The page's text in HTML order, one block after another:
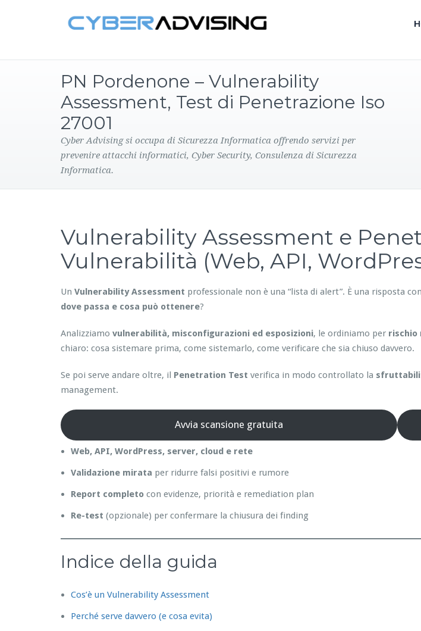
PN Pordenone – Vulnerability
Assessment, Test di Penetrazione Iso
27001
Cyber Advising si occupa di Sicurezza Informatica offrendo servizi per
prevenire attacchi informatici, Cyber Security, Consulenza di Sicurezza
Informatica.
Vulnerability Assessment e
Vulnerabilità (Web, API,
Un Vulnerability Assessment professionale non è una “lista di alert”. È una risposta
dove passa e cosa può ottenere?
Analizziamo vulnerabilità, misconfigurazioni ed esposizioni, le ordiniamo per rischio
chiaro: cosa sistemare prima, come sistemarlo, come verificare che sia chiuso davvero.
Se poi serve andare oltre, il Penetration Test verifica in modo controllato la
management.
Avvia scansione gratuita
Web, API, WordPress, server, cloud e rete
Validazione mirata per ridurre falsi positivi e rumore
Report completo con evidenze, priorità e remediation plan
Re-test (opzionale) per confermare la chiusura dei finding
Indice della guida
Cos’è un Vulnerability Assessment
Perché serve davvero (e cosa evita)